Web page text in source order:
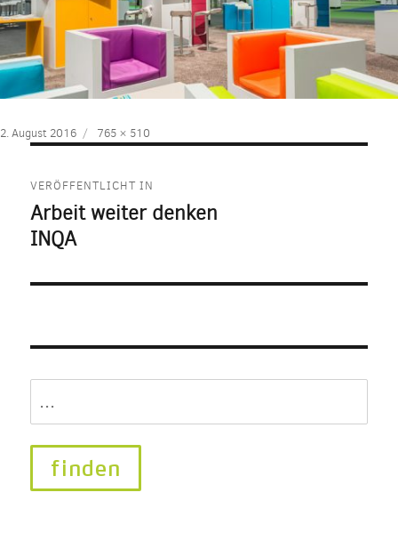
Veröffentlicht
2. August 2016
Volle
Größe
765 × 510
VERÖFFENTLICHT IN
Arbeit weiter denken
INQA
for: